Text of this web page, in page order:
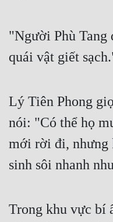
"Người Phù Tang
quái vật giết
Lý Tiên Phong
nói: "Có thể họ
mới rời đi, nhưng
sinh sôi nhanh
Trong khu vực bí